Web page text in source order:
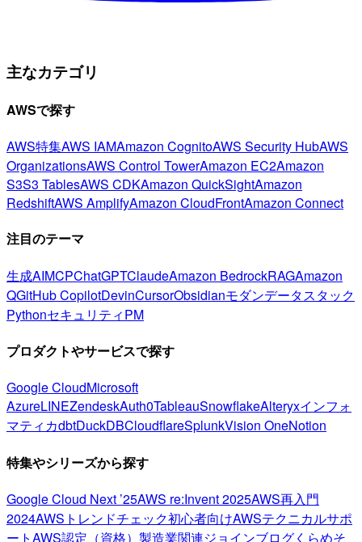
主なカテゴリ
AWSで探す
AWS特集AWS IAMAmazon CognitoAWS Security HubAWS
OrganizationsAWS Control TowerAmazon EC2Amazon
S3S3 TablesAWS CDKAmazon QuickSightAmazon
RedshiftAWS AmplifyAmazon CloudFrontAmazon Connect
注目のテーマ
生成AIMCPChatGPTClaudeAmazon BedrockRAGAmazon
QGitHub CopilotDevinCursorObsidianモダンデータスタック
PythonセキュリティPM
プロダクトやサービスで探す
Google CloudMicrosoft
AzureLINEZendeskAuth0TableauSnowflakeAlteryxインフォ
マティカdbtDuckDBCloudflareSplunkVision OneNotion
特集やシリーズから探す
Google Cloud Next ’25AWS re:Invent 2025AWS再入門
2024AWSトレンドチェック初心者向けAWSテクニカルサポ
ートAWS認定（資格） 製造業関連ジョインブログくらめそ